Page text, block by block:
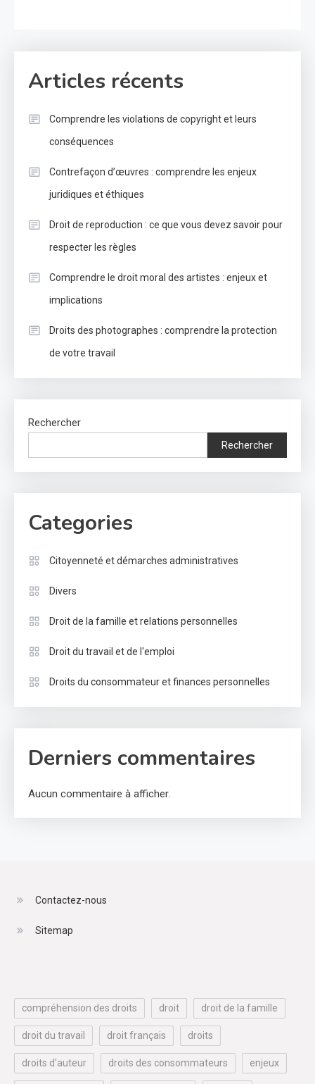
Articles récents
Comprendre les violations de copyright et leurs
conséquences
Contrefaçon d’œuvres : comprendre les enjeux
juridiques et éthiques
Droit de reproduction : ce que vous devez savoir pour
respecter les règles
Comprendre le droit moral des artistes : enjeux et
implications
Droits des photographes : comprendre la protection
de votre travail
Rechercher
Rechercher
Categories
Citoyenneté et démarches administratives
Divers
Droit de la famille et relations personnelles
Droit du travail et de l'emploi
Droits du consommateur et finances personnelles
Derniers commentaires
Aucun commentaire à afficher.
Contactez-nous
Sitemap
compréhension des droits droit droit de la famille
droit du travail droit français droits
droits d'auteur droits des consommateurs enjeux